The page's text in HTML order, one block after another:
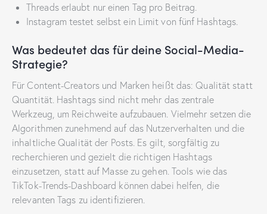
Threads erlaubt nur einen Tag pro Beitrag.
Instagram testet selbst ein Limit von fünf Hashtags.
Was bedeutet das für deine Social-Media-
Strategie?
Für Content-Creators und Marken heißt das: Qualität statt
Quantität. Hashtags sind nicht mehr das zentrale
Werkzeug, um Reichweite aufzubauen. Vielmehr setzen die
Algorithmen zunehmend auf das Nutzerverhalten und die
inhaltliche Qualität der Posts. Es gilt, sorgfältig zu
recherchieren und gezielt die richtigen Hashtags
einzusetzen, statt auf Masse zu gehen. Tools wie das
TikTok-Trends-Dashboard können dabei helfen, die
relevanten Tags zu identifizieren.